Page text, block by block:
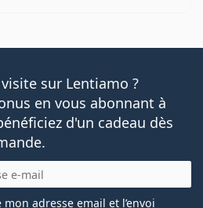
sur Lentiamo ?
en vous abonnant à
d'un cadeau dès
mon adresse email et l’envoi